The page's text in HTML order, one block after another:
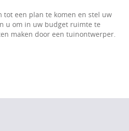
tot een plan te komen en stel uw
u om in uw budget ruimte te
maken door een tuinontwerper.